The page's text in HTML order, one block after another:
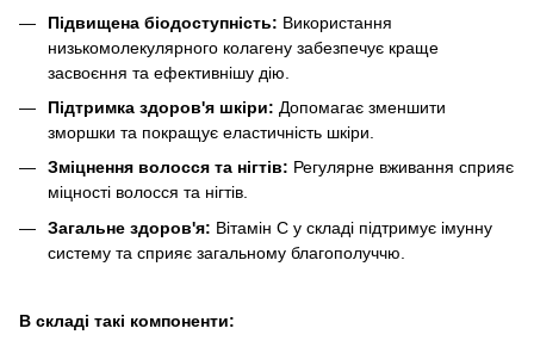
Підвищена біодоступність: Використання
низькомолекулярного колагену забезпечує краще
засвоєння та ефективнішу дію.
Підтримка здоров'я шкіри: Допомагає зменшити
зморшки та покращує еластичність шкіри.
Зміцнення волосся та нігтів: Регулярне вживання сприяє
міцності волосся та нігтів.
Загальне здоров'я: Вітамін C у складі підтримує імунну
систему та сприяє загальному благополуччю.
В складі такі компоненти: